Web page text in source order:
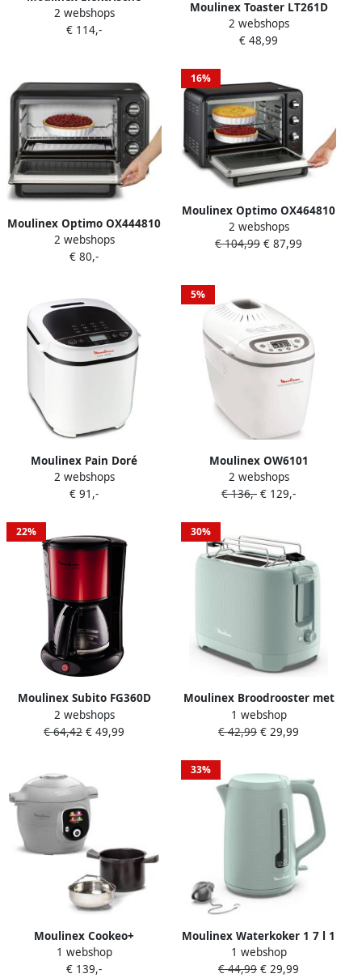
friteuse 3 L tank met
antiaanbaklaag 2 kg frites
2 webshops
€ 114,-
Moulinex Toaster LT261D
Subito Liftfunctie 7
bruiningsgraden
2 webshops
€ 48,99
Moulinex Optimo OX444810
| Heteluchtovens |
Keuken&Koken
2 webshops
€ 80,-
16%
Moulinex Optimo OX464810
| Heteluchtovens |
Keuken&Koken
2 webshops
€ 104,99 € 87,99
Moulinex Pain Doré
OW210130 |
Broodbakmachines |
Keukenapparaten |
OW210130
2 webshops
€ 91,-
5%
Moulinex OW6101
Broodmachine
Brood&Baguettes |
Keukenapparaten |
OW6101
2 webshops
€ 136,- € 129,-
22%
Moulinex Subito FG360D
Koffiezetapparaat Zwart
Rood
2 webshops
€ 64,42 € 49,99
30%
Moulinex Broodrooster met
2 sleuven 7
bruiningsniveaus Verwarmt
Verhoogde handgreep
Morning LT2M1310
1 webshop
€ 42,99 € 29,99
Moulinex Cookeo+
CE854B10 Intelligente
Hogedruk Multicooker 6
1 webshop
€ 139,-
33%
Moulinex Waterkoker 1 7 l 1
kopjesaanduiding
Antikalkfilter Automatische
1 webshop
€ 44,99 € 29,99